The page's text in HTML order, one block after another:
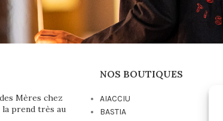
Mères chez
la prend très au
NOS BOUTIQUES
AIACCIU
BASTIA